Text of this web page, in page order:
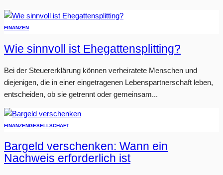
FINANZEN
Wie sinnvoll ist Ehegattensplitting?
Bei der Steuererklärung können verheiratete Menschen und
diejenigen, die in einer eingetragenen Lebenspartnerschaft leben,
entscheiden, ob sie getrennt oder gemeinsam...
FINANZENGESELLSCHAFT
Bargeld verschenken: Wann ein
Nachweis erforderlich ist